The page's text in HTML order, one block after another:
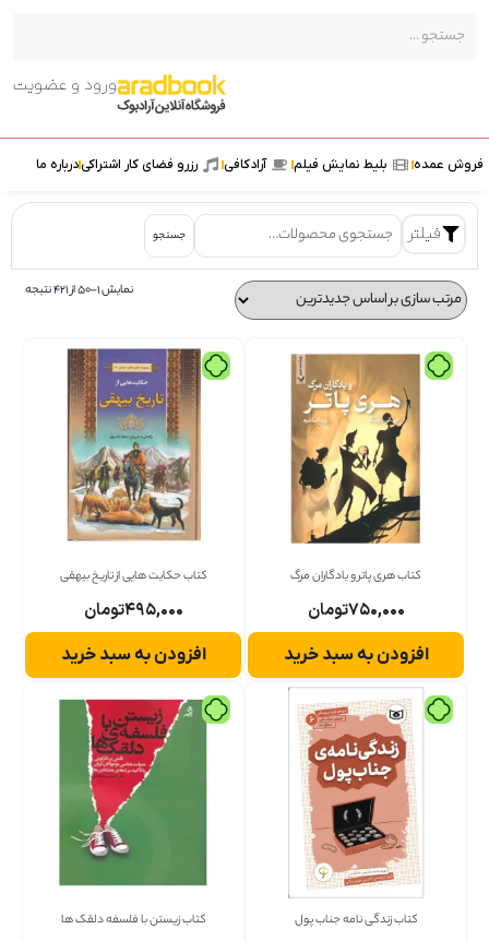
ورود و عضویت
عمده بلیط نمایش فیلم آرادکافی رزرو فضای کار اشتراکیدرباره ما
فیلتر جستجو
نمایش 1–50 از 421 نتیجه
کتاب هری پاتر و یادگاران مرگ
۷۵۰,۰۰۰تومان
افزودن به سبد خرید
کتاب حکایت هایی از تاریخ بیهقی
۴۹۵,۰۰۰تومان
افزودن به سبد خرید
کتاب زندگی نامه جناب پول کتاب زیستن با فلسفه دلقک ها